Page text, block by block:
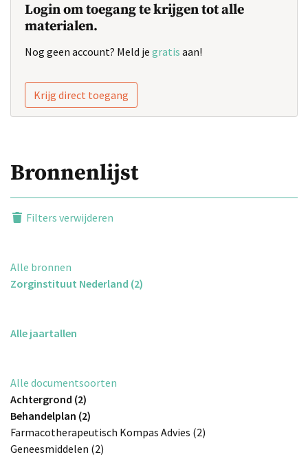
Login om toegang te krijgen tot alle
materialen.
Nog geen account? Meld je gratis aan!
Krijg direct toegang
Bronnenlijst
Filters verwijderen
Alle bronnen
Zorginstituut Nederland (2)
Alle jaartallen
Alle documentsoorten
Achtergrond (2)
Behandelplan (2)
Farmacotherapeutisch Kompas Advies (2)
Geneesmiddelen (2)